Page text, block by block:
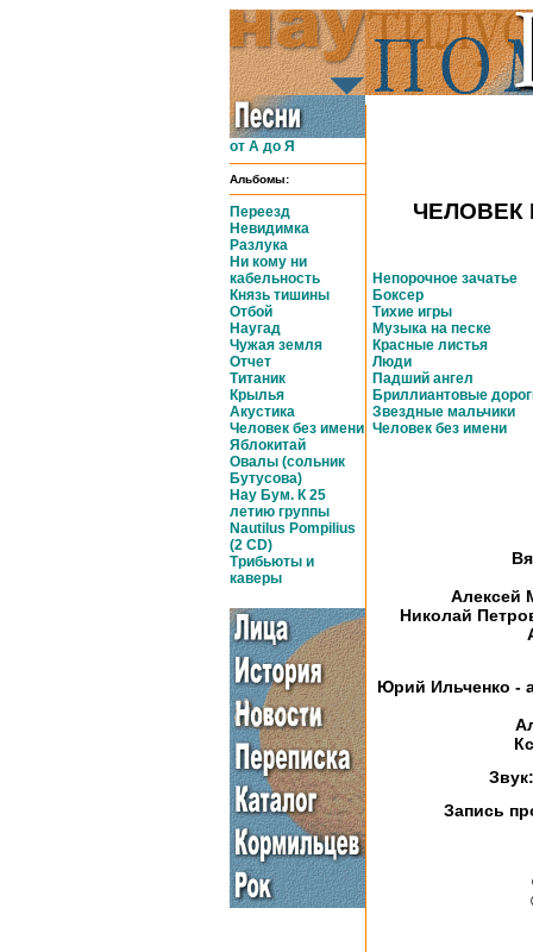
от А до Я
Альбомы:
Переезд
Невидимка
Разлука
Ни кому ни
кабельность
Князь тишины
Отбой
Наугад
Чужая земля
Отчет
Титаник
Крылья
Акустика
Человек без имени
Яблокитай
Овалы (сольник
Бутусова)
Нау Бум. К 25
летию группы
Nautilus Pompilius
(2 CD)
Трибьюты и
каверы
ЧЕЛОВЕК
Непорочное зачатье
Боксер
Тихие игры
Музыка на песке
Красные листья
Люди
Падший ангел
Бриллиантовые
Звездные мальчики
Человек без имени
Алексей
Николай
Юрий Ильченко -
Запись